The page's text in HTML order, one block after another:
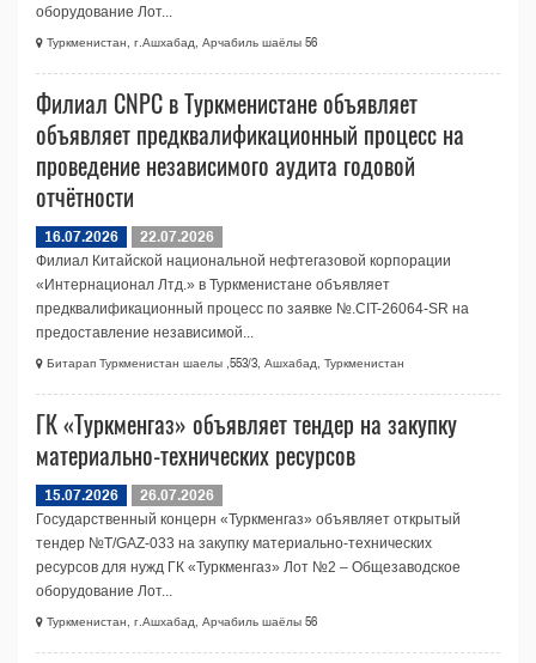
оборудование Лот...
Туркменистан, г.Ашхабад, Арчабиль шаёлы 56
Филиал CNPC в Туркменистане объявляет
объявляет предквалификационный процесс на
проведение независимого аудита годовой
отчётности
16.07.2026
22.07.2026
Филиал Китайской национальной нефтегазовой корпорации
«Интернационал Лтд.» в Туркменистане объявляет
предквалификационный процесс по заявке №.CIT-26064-SR на
предоставление независимой...
Битарап Туркменистан шаелы ,553/3, Ашхабад, Туркменистан
ГК «Туркменгаз» объявляет тендер на закупку
материально-технических ресурсов
15.07.2026
26.07.2026
Государственный концерн «Туркменгаз» объявляет открытый
тендер №T/GAZ-033 на закупку материально-технических
ресурсов для нужд ГК «Туркменгаз» Лот №2 – Общезаводское
оборудование Лот...
Туркменистан, г.Ашхабад, Арчабиль шаёлы 56